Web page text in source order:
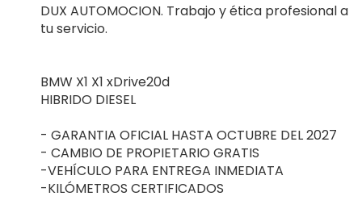
DUX AUTOMOCION. Trabajo y ética profesional a
tu servicio.
BMW X1 X1 xDrive20d
HIBRIDO DIESEL
- GARANTIA OFICIAL HASTA OCTUBRE DEL 2027
- CAMBIO DE PROPIETARIO GRATIS
-VEHÍCULO PARA ENTREGA INMEDIATA
-KILÓMETROS CERTIFICADOS